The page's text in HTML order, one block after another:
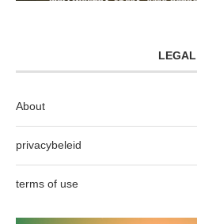
LEGAL
About
privacybeleid
terms of use